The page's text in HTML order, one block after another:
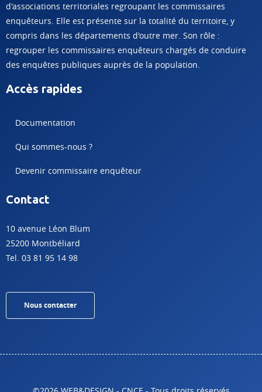
d'associations territoriales regroupant les commissaires
enquêteurs. Elle est présente sur la totalité du territoire, y
compris dans les départements d'outre mer. Son rôle :
regrouper les commissaires enquêteurs chargés de conduire
des enquêtes publiques auprès de la population.
Accès rapides
Documentation
Qui sommes-nous ?
Devenir commissaire enquêteur
Contact
10 avenue Léon Blum
25200 Montbéliard
Tel. 03 81 95 14 98
Nous contacter